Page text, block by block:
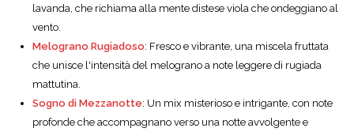
lavanda, che richiama alla mente distese viola che ondeggiano al
vento.
Melograno Rugiadoso: Fresco e vibrante, una miscela fruttata
che unisce l'intensità del melograno a note leggere di rugiada
mattutina.
Sogno di Mezzanotte: Un mix misterioso e intrigante, con note
profonde che accompagnano verso una notte avvolgente e